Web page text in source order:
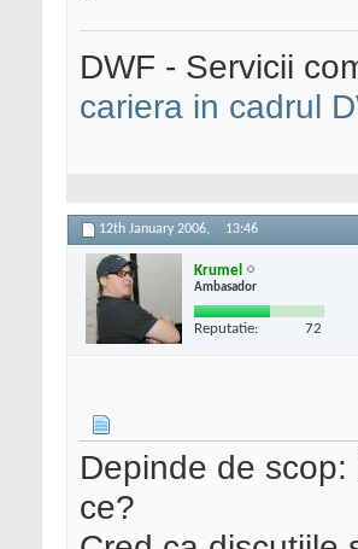
DWF - Servicii
cariera in cadrul
12th January 2006, 13:46
Krumel
Ambasador
Reputatie: 72
Depinde de
ce?